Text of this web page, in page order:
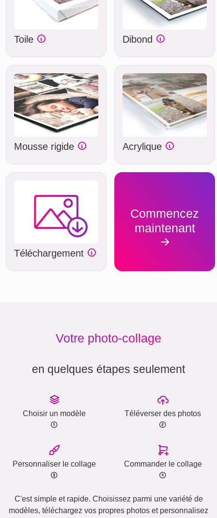
Toile Dibond
Mousse rigide Acrylique
Téléchargement
Commencez
maintenant
Votre photo-collage
en quelques étapes seulement
Choisir un modèle Téléverser des photos
Personnaliser le collage Commander le collage
C'est simple et rapide. Choisissez parmi une variété de
modèles, téléchargez vos propres photos et personnalisez